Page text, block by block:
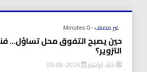
غير مصنف-0 Minutes
حين يصبح التفوق محل تساؤل…
التزوير؟
خالد ابراهيم 2026-08-03